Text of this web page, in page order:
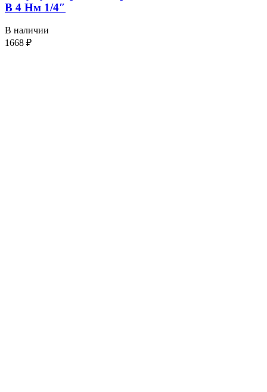
В 4 Нм 1/4″
В наличии
1668 ₽